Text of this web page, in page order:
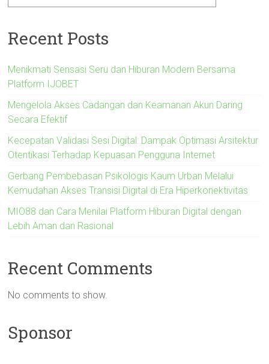
Recent Posts
Menikmati Sensasi Seru dan Hiburan Modern Bersama
Platform IJOBET
Mengelola Akses Cadangan dan Keamanan Akun Daring
Secara Efektif
Kecepatan Validasi Sesi Digital: Dampak Optimasi Arsitektur
Otentikasi Terhadap Kepuasan Pengguna Internet
Gerbang Pembebasan Psikologis Kaum Urban Melalui
Kemudahan Akses Transisi Digital di Era Hiperkonektivitas
MIO88 dan Cara Menilai Platform Hiburan Digital dengan
Lebih Aman dan Rasional
Recent Comments
No comments to show.
Sponsor